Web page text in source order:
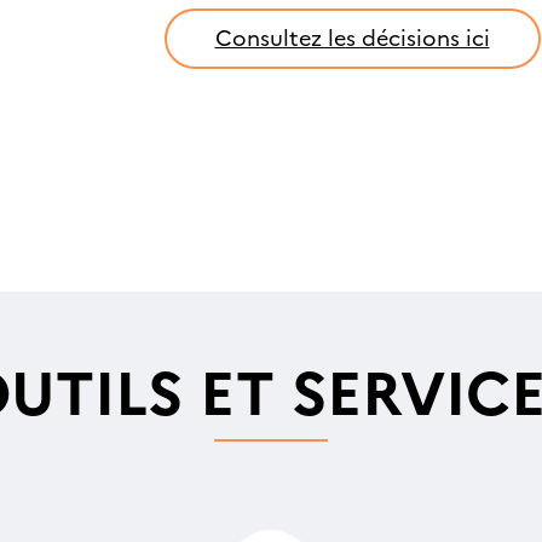
Consultez les décisions ici
ET